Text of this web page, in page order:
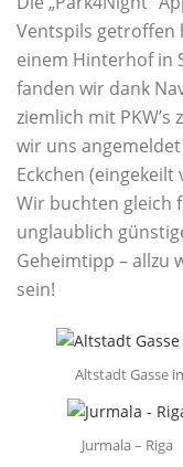
Ventspils getroffen
einem Hinterhof in
fanden wir dank
ziemlich mit
wir uns
Eckchen (eingekeilt
Wir buchten gleich
unglaublich
Geheimtipp – allzu
sein!
Altstadt Gasse
Jurmala – Riga